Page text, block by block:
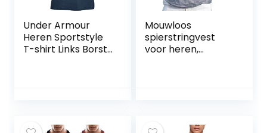
Under Armour
Heren Sportstyle
T-shirt Links Borst
Mouwloos
spierstringvest
voor heren,